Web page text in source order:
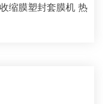
缩膜塑封套膜机 热